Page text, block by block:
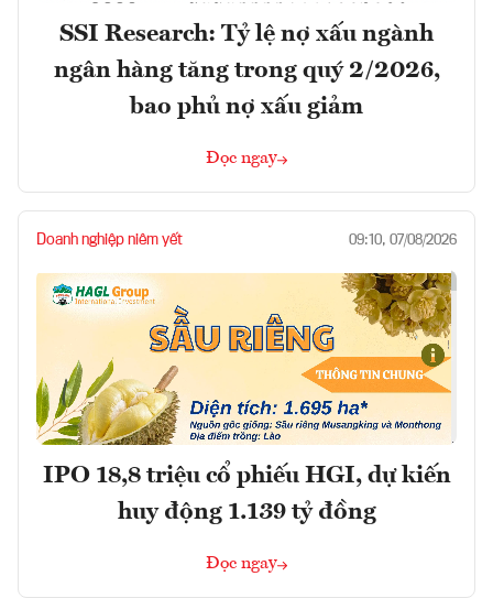
SSI Research: Tỷ lệ nợ xấu ngành
ngân hàng tăng trong quý 2/2026,
bao phủ nợ xấu giảm
Đọc ngay
Doanh nghiệp niêm yết 09:10, 07/08/2026
IPO 18,8 triệu cổ phiếu HGI, dự kiến
huy động 1.139 tỷ đồng
Đọc ngay